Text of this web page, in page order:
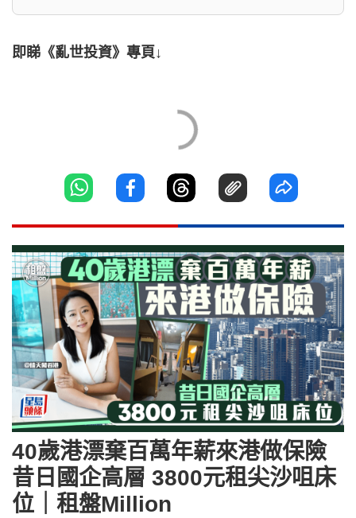
即睇《亂世投資》專頁↓
40歲港漂棄百萬年薪來港做保險
昔日國企高層 3800元租尖沙咀床
位｜租盤Million